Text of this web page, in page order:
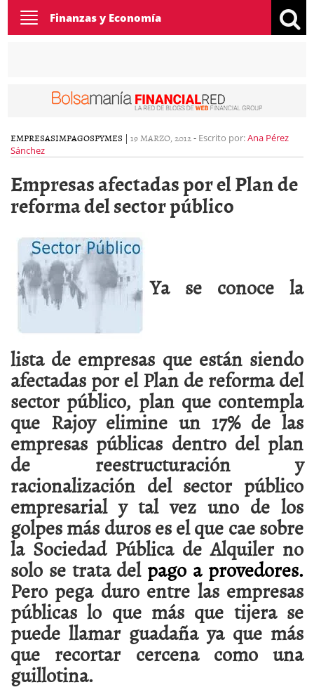
Toggle
navigation
Finanzas y Economía
EMPRESASIMPAGOSPYMES | 19 MARZO, 2012- Escrito por:Ana Pérez
Sánchez
Empresas afectadas por el Plan de
reforma del sector público
Ya se conoce la
lista de empresas que están siendo
afectadas por el Plan de reforma del
sector público, plan que contempla
que Rajoy elimine un 17% de las
empresas públicas dentro del plan
de reestructuración y
racionalización del sector público
empresarial y tal vez uno de los
golpes más duros es el que cae sobre
la Sociedad Pública de Alquiler no
solo se trata del pago a provedores.
Pero pega duro entre las empresas
públicas lo que más que tijera se
puede llamar guadaña ya que más
que recortar cercena como una
guillotina.